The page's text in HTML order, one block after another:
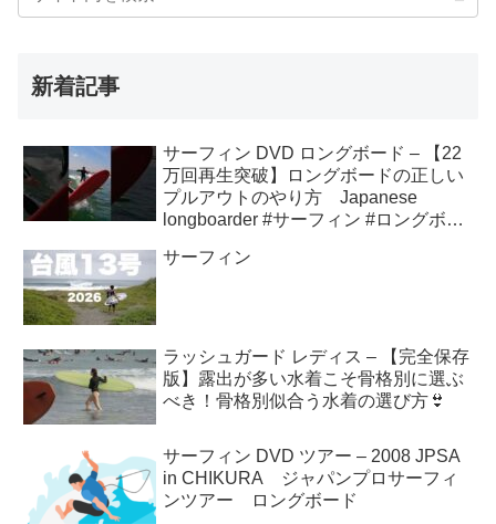
新着記事
サーフィン DVD ロングボード – 【22
万回再生突破】ロングボードの正しい
プルアウトのやり方 Japanese
longboarder #サーフィン #ロングボー
サーフィン
ラッシュガード レディス – 【完全保存
版】露出が多い水着こそ骨格別に選ぶ
べき！骨格別似合う水着の選び方👙
サーフィン DVD ツアー – 2008 JPSA
in CHIKURA ジャパンプロサーフィ
ンツアー ロングボード